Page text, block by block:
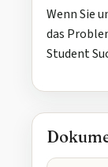
Wenn Sie
das
Student